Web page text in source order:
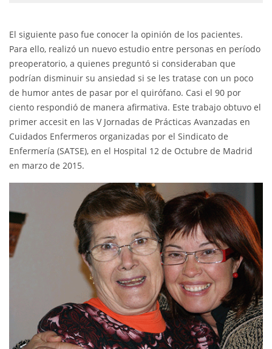
El siguiente paso fue conocer la opinión de los pacientes.
Para ello, realizó un nuevo estudio entre personas en período
preoperatorio, a quienes preguntó si consideraban que
podrían disminuir su ansiedad si se les tratase con un poco
de humor antes de pasar por el quirófano. Casi el 90 por
ciento respondió de manera afirmativa. Este trabajo obtuvo el
primer accesit en las V Jornadas de Prácticas Avanzadas en
Cuidados Enfermeros organizadas por el Sindicato de
Enfermería (SATSE), en el Hospital 12 de Octubre de Madrid
en marzo de 2015.